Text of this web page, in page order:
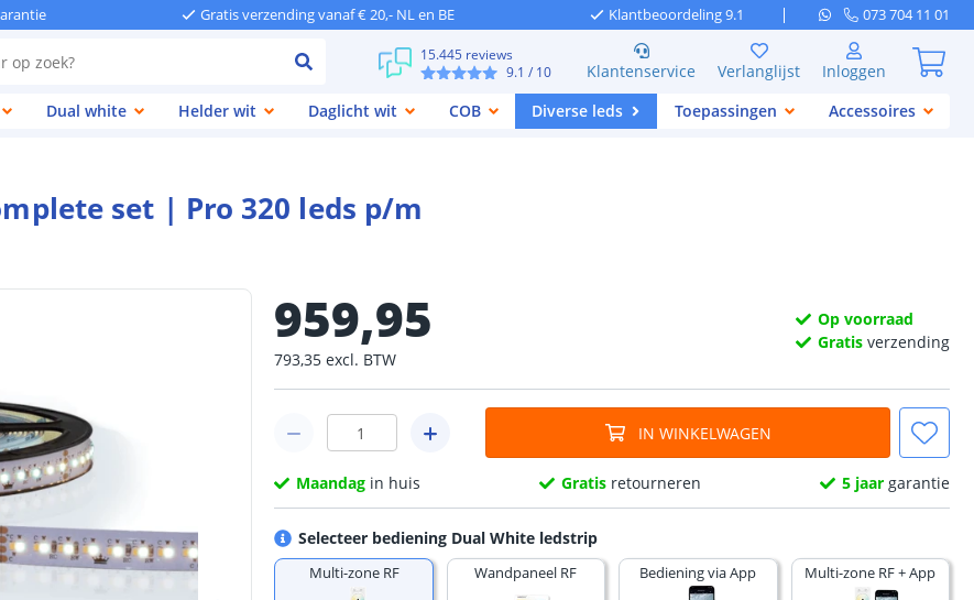
Gratis verzending vanaf € 20,- NL en BE Klantbeoordeling 9.1 073 704 11 01
15.445 reviews
9.1 / 10 Klantenservice Verlanglijst
Inloggen
Dual white Helder wit Daglicht wit COB Diverse leds Toepassingen Accessoires
set | Pro 320 leds p/m
959,95
793,35 excl. BTW
Op voorraad
Gratis verzending
IN WINKELWAGEN
Maandag in huis Gratis retourneren 5 jaargarantie
Selecteer bediening Dual White ledstrip
Multi-zone RF Wandpaneel RF Bediening via App Multi-zone RF + App